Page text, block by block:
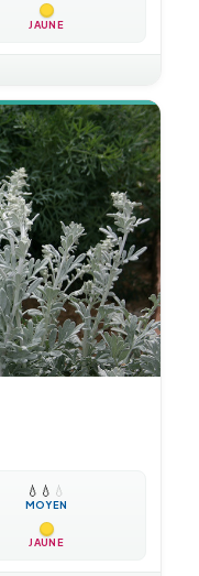
JAUNE
💧 💧 💧
MOYEN
JAUNE